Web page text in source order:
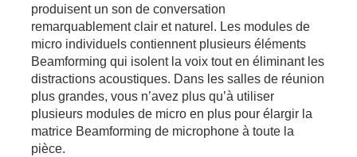
produisent un son de conversation
remarquablement clair et naturel. Les modules de
micro individuels contiennent plusieurs éléments
Beamforming qui isolent la voix tout en éliminant les
distractions acoustiques. Dans les salles de réunion
plus grandes, vous n’avez plus qu’à utiliser
plusieurs modules de micro en plus pour élargir la
matrice Beamforming de microphone à toute la
pièce.